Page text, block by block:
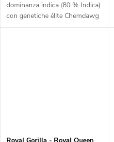
dominanza indica (80 % Indica)
con genetiche élite Chemdawg
e OG Kush. Offre rese elevate